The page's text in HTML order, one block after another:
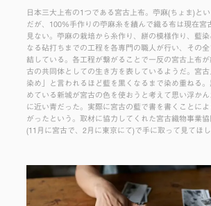
日本三大上布の1つである宮古上布。苧麻(ちょま)と
だが、100%手作りの苧麻糸を績んで織る布は現在宮
見ない。苧麻の栽培から糸作り、絣の模様作り、藍
なる砧打ちまでの工程を各専門の職人が行い、その
結している。各工程が繋がることで一反の宮古上布
古の共同体としての生き方を表しているようだ。宮
染め」と言われるほど藍を黒くなるまで染め重ねる
めている新城が宮古の色を使おうと考えて思い浮か
に近い青だった。実際に宮古の藍で書を書くことに
がったという。取材に協力してくれた宮古織物事業
(11月に宮古で、2月に東京にて)で手に取って見てほし